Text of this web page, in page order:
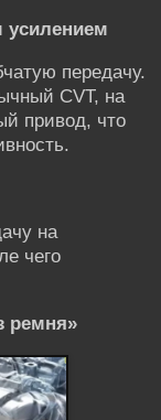
усилением
передачу.
CVT, на
привод, что
на
чего
ремня»